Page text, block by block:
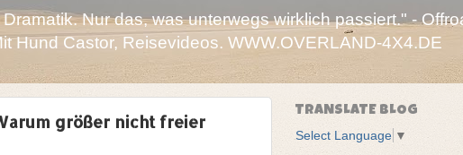
Nur das, was unterwegs wirklich passiert." -
Hund Castor, Reisevideos. WWW.OVERLAND-4X4.DE
größer nicht freier
TRANSLATE BLOG
Select Language ▼